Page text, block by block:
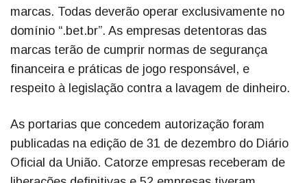
marcas. Todas deverão operar exclusivamente no
domínio “.bet.br”. As empresas detentoras das
marcas terão de cumprir normas de segurança
financeira e práticas de jogo responsável, e
respeito à legislação contra a lavagem de dinheiro.
As portarias que concedem autorização foram
publicadas na edição de 31 de dezembro do Diário
Oficial da União. Catorze empresas receberam de